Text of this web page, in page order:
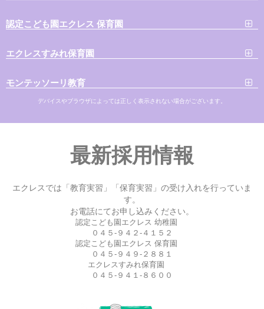
認定こども園エクレス 保育園
エクレスすみれ保育園
モンテッソーリ教育
デバイスやブラウザによっては正しく表示されない場合がございます。
最新採用情報
エクレスでは「教育実習」「保育実習」の受け入れを行っていま
す。
お電話にてお申し込みください。
認定こども園エクレス 幼稚園
０４５-９４２-４１５２
認定こども園エクレス 保育園
０４５-９４９-２８８１
エクレスすみれ保育園
０４５-９４１-８６００